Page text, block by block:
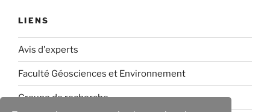
LIENS
Avis d'experts
Faculté Géosciences et Environnement
Groupe de recherche